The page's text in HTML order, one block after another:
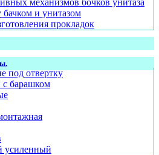
механизмов бочков унитаза
и унитазом
прокладок
под отвертку
барашком
усиленный